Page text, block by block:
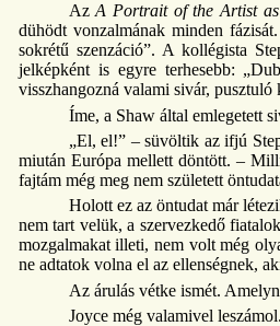
AzA Portrait of the Artist
dühödt vonzalmának minden
sokrétű szenzáció”. A kollégista
jelképként is egyre terhesebb:
visszhangozná valami sivár, pusztuló
Íme, a Shaw által emlegetett
„El, el!” – süvöltik az ifjú
miután Európa mellett döntött. –
fajtám még meg nem született
Holott ez az öntudat már
nem tart velük, a szervezkedő
mozgalmakat illeti, nem volt még
ne adtatok volna el az ellenségnek,
Az árulás vétke ismét.
Joyce még valamivel